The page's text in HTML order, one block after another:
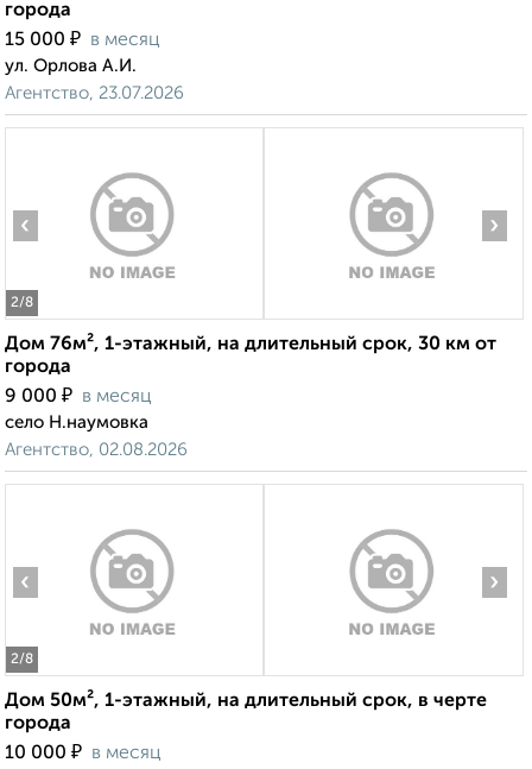
города
15 000 ₽ в месяц
ул. Орлова А.И.
Агентство, 23.07.2026
2/8
‹ ›
Дом 76м², 1-этажный, на длительный срок, 30 км от
города
9 000 ₽ в месяц
село Н.наумовка
Агентство, 02.08.2026
2/8
‹ ›
Дом 50м², 1-этажный, на длительный срок, в черте
города
10 000 ₽ в месяц